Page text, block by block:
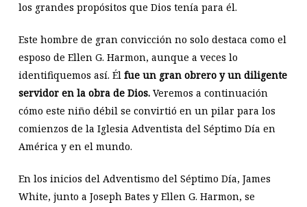
los grandes propósitos que Dios tenía para él.
Este hombre de gran convicción no solo destaca como el
esposo de Ellen G. Harmon, aunque a veces lo
identifiquemos así. Él fue un gran obrero y un diligente
servidor en la obra de Dios.Veremos a continuación
cómo este niño débil se convirtió en un pilar para los
comienzos de la Iglesia Adventista del Séptimo Día en
América y en el mundo.
En los inicios del Adventismo del Séptimo Día, James
White, junto a Joseph Bates y Ellen G. Harmon, se